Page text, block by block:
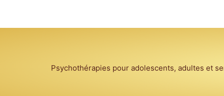
Psychothérapies pour adolescents, adultes et